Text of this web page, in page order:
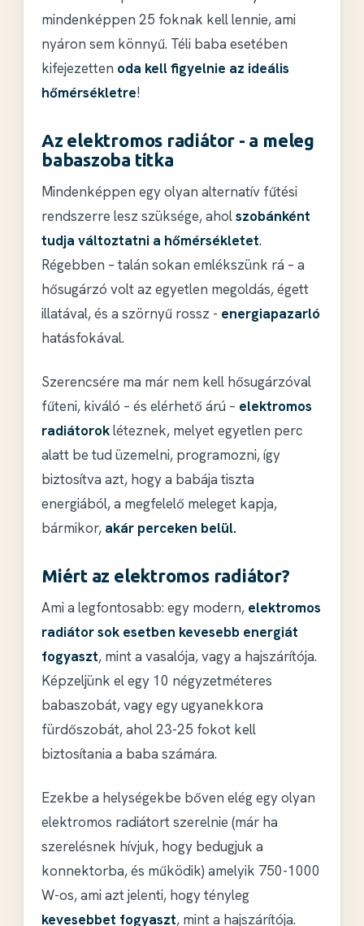
mindenképpen 25 foknak kell lennie, ami
nyáron sem könnyű. Téli baba esetében
kifejezetten oda kell figyelnie az ideális
hőmérsékletre!
Az elektromos radiátor - a meleg
babaszoba titka
Mindenképpen egy olyan alternatív fűtési
rendszerre lesz szüksége, aholszobánként
tudja változtatni a hőmérsékletet.
Régebben – talán sokan emlékszünk rá – a
hősugárzó volt az egyetlen megoldás, égett
illatával, és a szörnyű rossz - energiapazarló
hatásfokával.
Szerencsére ma már nem kell hősugárzóval
fűteni, kiváló – és elérhető árú – elektromos
radiátorokléteznek, melyet egyetlen perc
alatt be tud üzemelni, programozni, így
biztosítva azt, hogy a babája tiszta
energiából, a megfelelő meleget kapja,
bármikor, akár perceken belül.
Miért az elektromos radiátor?
Ami a legfontosabb: egy modern, elektromos
radiátor sok esetben kevesebb energiát
fogyaszt, mint a vasalója, vagy a hajszárítója.
Képzeljünk el egy 10 négyzetméteres
babaszobát, vagy egy ugyanekkora
fürdőszobát, ahol 23-25 fokot kell
biztosítania a baba számára.
Ezekbe a helységekbe bőven elég egy olyan
elektromos radiátort szerelnie (már ha
szerelésnek hívjuk, hogy bedugjuk a
konnektorba, és működik) amelyik 750-1000
W-os, ami azt jelenti, hogy tényleg
kevesebbet fogyaszt, mint a hajszárítója.